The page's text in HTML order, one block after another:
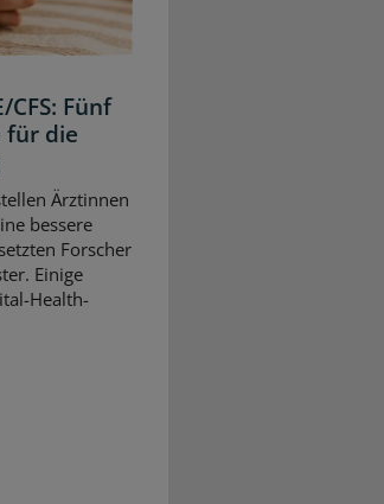
Fünf
für die
Ärztinnen
bessere
Forscher
Einige
Health-